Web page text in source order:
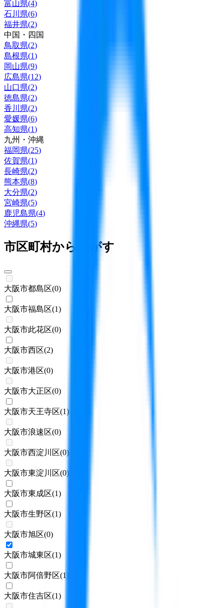
富山県(4)
石川県(6)
福井県(2)
中国・四国
鳥取県(2)
島根県(1)
岡山県(9)
広島県(12)
山口県(2)
徳島県(2)
香川県(2)
愛媛県(6)
高知県(1)
九州・沖縄
福岡県(25)
佐賀県(1)
長崎県(2)
熊本県(8)
大分県(2)
宮崎県(5)
鹿児島県(4)
沖縄県(5)
市区町村からさがす
大阪市都島区(0)
大阪市福島区(1)
大阪市此花区(0)
大阪市西区(2)
大阪市港区(0)
大阪市大正区(0)
大阪市天王寺区(1)
大阪市浪速区(0)
大阪市西淀川区(0)
大阪市東淀川区(0)
大阪市東成区(1)
大阪市生野区(1)
大阪市旭区(0)
大阪市城東区(1)
大阪市阿倍野区(1)
大阪市住吉区(1)